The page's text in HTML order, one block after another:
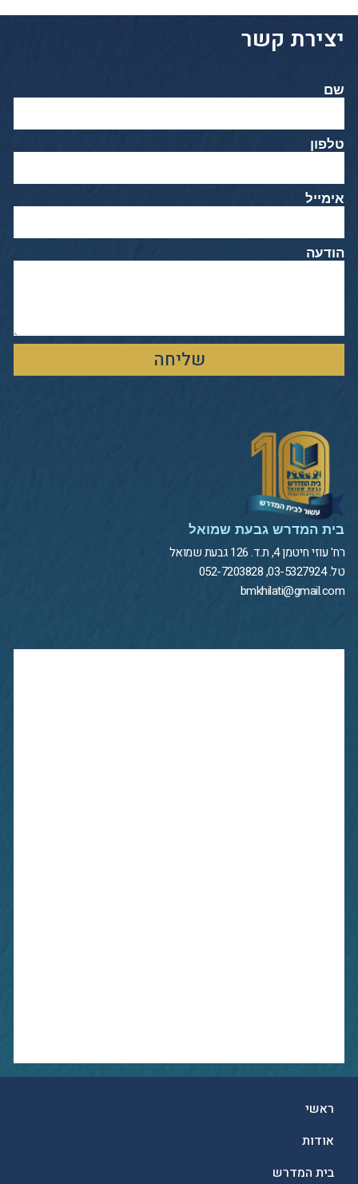
יצירת קשר
שם
טלפון
אימייל
הודעה
שליחה
בית המדרש גבעת שמואל
רח' עוזי חיטמן 4, ת.ד. 126 גבעת שמואל
טל. 03-5327924, 052-7203828
bmkhilati@gmail.com
ראשי
אודות
בית המדרש